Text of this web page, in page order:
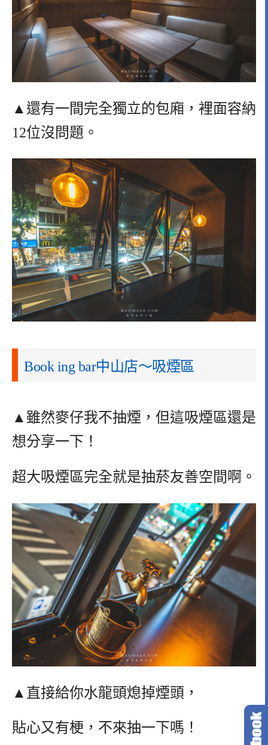
▲還有一間完全獨立的包廂，裡面容納
12位沒問題。
Book ing bar中山店～吸煙區
▲雖然麥仔我不抽煙，但這吸煙區還是
想分享一下！
超大吸煙區完全就是抽菸友善空間啊。
▲直接給你水龍頭熄掉煙頭，
貼心又有梗，不來抽一下嗎！